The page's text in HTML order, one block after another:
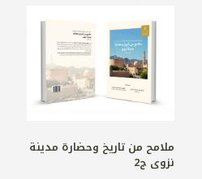
ملامح من تاريخ وحضارة مدينة
نزوى ج2